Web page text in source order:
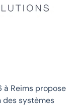
à Reims propose
systèmes